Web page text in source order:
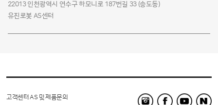
22013 인천광역시 연수구 하모니로 187번길 33 (송도동)
유진로봇 AS센터
고객센터 AS 및 제품문의